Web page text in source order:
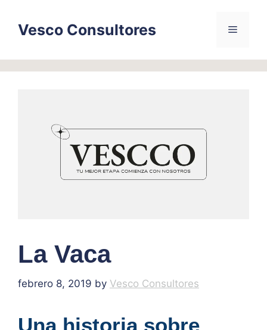
contentVesco Consultores Menu
La Vaca
febrero 8, 2019 by Vesco Consultores
Una historia sobre